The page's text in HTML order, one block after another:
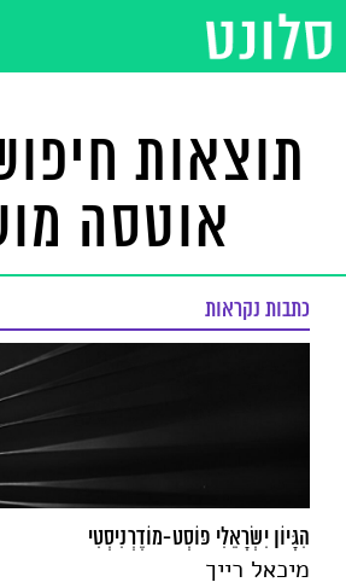
תוצאות
אוטסה
כתבות נקראות
הִגָּיוֹן יִשְׂרָאֵלִי פּוֹסְט-מוֹדֶרְנִיסְטִי
מיכאל רייך